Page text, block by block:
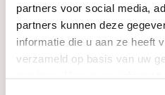
partners voor social media,
partners kunnen deze
informatie die u aan ze heeft
verzameld op basis van uw
Trouwringen
PRE-OWNED